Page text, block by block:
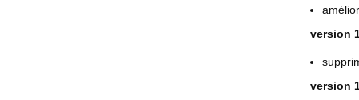
version
version